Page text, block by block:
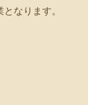
なります。